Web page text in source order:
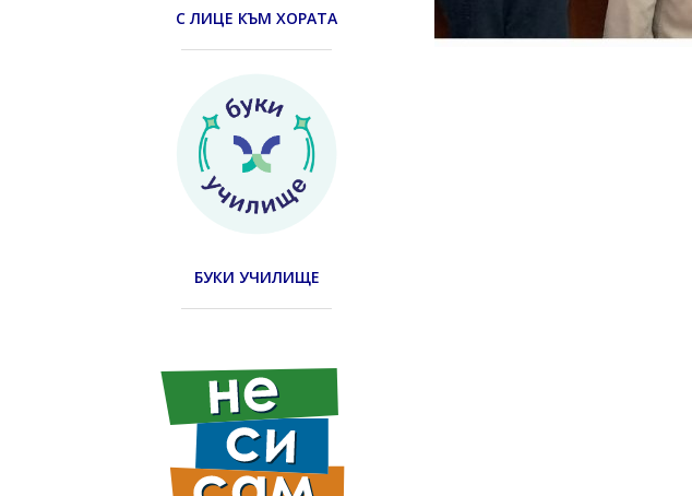
С ЛИЦЕ КЪМ ХОРАТА
БУКИ УЧИЛИЩЕ